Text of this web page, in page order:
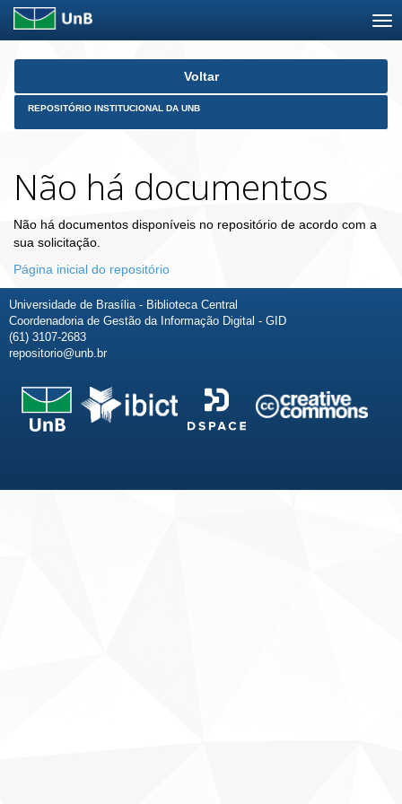
Skip
Voltar
REPOSITÓRIO INSTITUCIONAL DA UNB
Não há documentos
Não há documentos disponíveis no repositório de acordo com a
sua solicitação.
Página inicial do repositório
Universidade de Brasília - Biblioteca Central
Coordenadoria de Gestão da Informação Digital - GID
(61) 3107-2683
repositorio@unb.br